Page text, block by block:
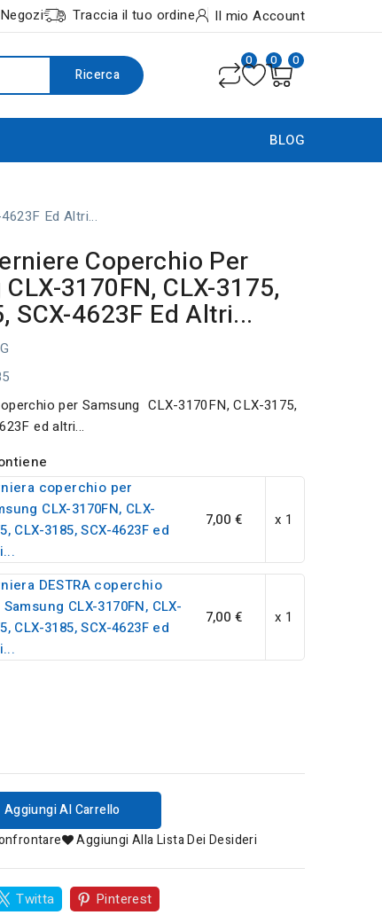
Negozi Traccia il tuo ordine Il mio Account
Ricerca
0 0 0
BLOG
Ed Altri...
Coperchio Per
3170FN, CLX-3175,
SCX-4623F Ed Altri...
per Samsung CLX-3170FN, CLX-3175,
ed altri...
coperchio per
CLX-3170FN, CLX-
CLX-3185, SCX-4623F ed
7,00 € x 1
DESTRA coperchio
CLX-3170FN, CLX-
CLX-3185, SCX-4623F ed
7,00 € x 1
Aggiungi Al Carrello
Aggiungi Alla Lista Dei Desideri
Twitta Pinterest